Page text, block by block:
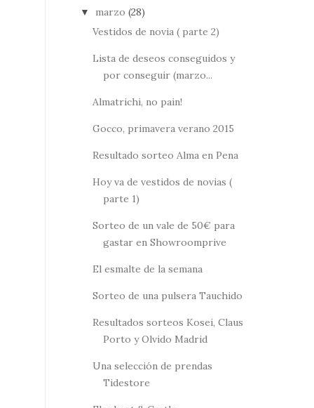
▼ marzo (28)
Vestidos de novia ( parte 2)
Lista de deseos conseguidos y
por conseguir (marzo...
Almatrichi, no pain!
Gocco, primavera verano 2015
Resultado sorteo Alma en Pena
Hoy va de vestidos de novias (
parte 1)
Sorteo de un vale de 50€ para
gastar en Showroomprive
El esmalte de la semana
Sorteo de una pulsera Tauchido
Resultados sorteos Kosei, Claus
Porto y Olvido Madrid
Una selección de prendas
Tidestore